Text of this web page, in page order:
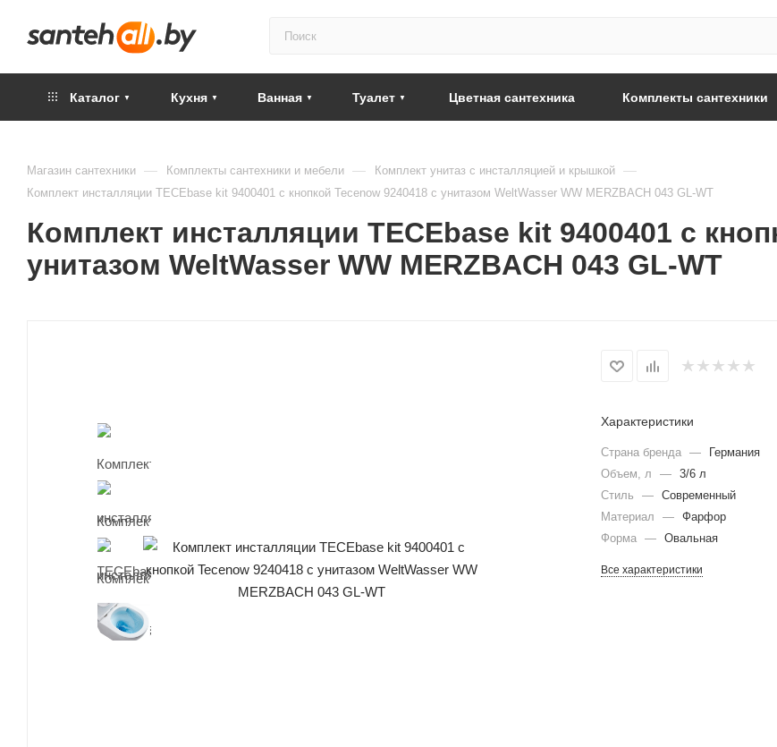
Каталог Кухня Ванная Туалет Цветная сантехника Комплекты сантехники
Магазин сантехники — Комплекты сантехники и мебели — Комплект унитаз с инсталляцией и крышкой —
Комплект инсталляции TECEbase kit 9400401 с кнопкой Tecenow 9240418 с унитазом WeltWasser WW MERZBACH 043 GL-WT
Комплект инсталляции TECEbase kit 9400401 с
унитазом WeltWasser WW MERZBACH 043 GL-WT
Характеристики
Страна бренда —
Германия
Объем, л
— 3/6 л
Стиль
— Современный
Материал
— Фарфор
Форма — Овальная
Все характеристики